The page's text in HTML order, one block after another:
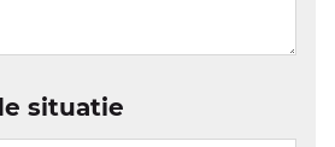
situatie